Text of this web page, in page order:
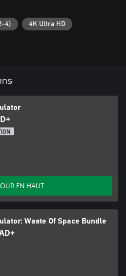
4) 4K Ultra HD
EN HAUT
Waste Of Space Bundle